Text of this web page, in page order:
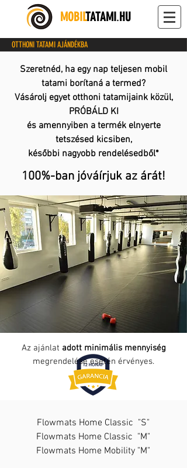
MOBILTATAMI.HU
OTTHONI TATAMI AJÁNDÉKBA
Szeretnéd, ha egy nap teljesen mobil
tatami borítaná a termed?
Vásárolj egyet otthoni tatamijaink közül,
PRÓBÁLD KI
és amennyiben a termék elnyerte
tetszésed kicsiben,
későbbi nagyobb rendelésedből*
100%-ban jóváírjuk az árát!
Az ajánlat adott minimális mennyiség
megrendelése esetén érvényes.
Flowmats Home Classic "S"
Flowmats Home Classic "M"
Flowmats Home Mobility "M"